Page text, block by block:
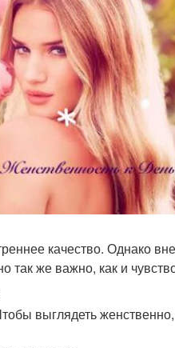
качество. Однако
так же важно, как и
выглядеть